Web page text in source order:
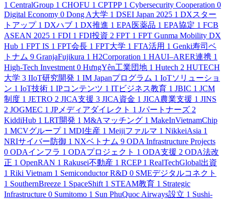
1 CentralGroup 1 CHOFU 1 CPTPP 1 Cybersecurity Cooperation 0
Digital Economy 0 Dong A大学 1 DSEI Japan 2025 1 DXスター
トアップ 1 DXハブ 1 DX推進 1 EPA医薬品 1 EPA協定 1 FCB
ASEAN 2025 1 FDI 1 FDI投資 2 FPT 1 FPT Gunma Mobility DX
Hub 1 FPT IS 1 FPT会長 1 FPT大学 1 FTA活用 1 Genki寿司ベ
トナム 9 GranjaFujikura 1 H2Corporation 1 HAUI–ARER連携 1
High-Tech Investment 0 HưngYên工業団地 1 Hutech 2 HUTECH
大学 3 IIoT研究開発 1 IM Japanプログラム 1 IoTソリューショ
ン 1 IoT技術 1 IPコンテンツ 1 ITビジネス教育 1 JBIC 1 JCM
制度 1 JETRO 2 JICA支援 3 JICA資金 1 JICA農業支援 1 JINS
2 JOGMEC 1 JPメディアダイレクト 1 Jパートナーズ 2
KiddiHub 1 LRT開発 1 M&Aマッチング 1 MakeInVietnamChip
1 MCVグループ 1 MDI生産 1 Meijiファルマ 1 NikkeiAsia 1
NRIサイバー防御 1 NXベトナム 9 ODA Infrastructure Projects
0 ODAインフラ 1 ODAプロジェクト 1 ODA支援 2 ODA法改
正 1 OpenRAN 1 Rakusei不動産 1 RCEP 1 RealTechGlobal出資
1 Riki Vietnam 1 Semiconductor R&D 0 SMEデジタルコネクト
1 SouthernBreeze 1 SpaceShift 1 STEAM教育 1 Strategic
Infrastructure 0 Sumitomo 1 Sun PhuQuoc Airways設立 1 Sushi-